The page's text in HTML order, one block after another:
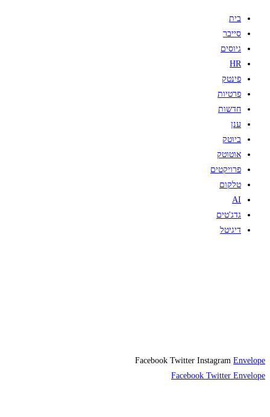
בית
סייבר
גיוסים
HR
פינטק
פרטיות
חדשות
ענן
ביוטק
אוטוטק
פרויקטים
טלקום
AI
גדג'טים
דיגיטל
Facebook Twitter Instagram Envelope
Facebook Twitter Envelope